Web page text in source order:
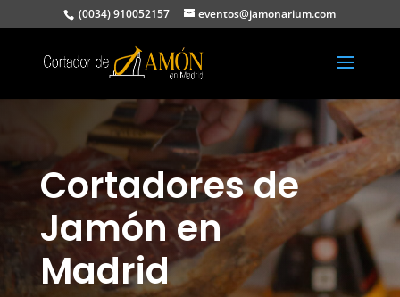
(0034) 910052157 eventos@jamonarium.com
Cortadores de
Jamón en
Madrid